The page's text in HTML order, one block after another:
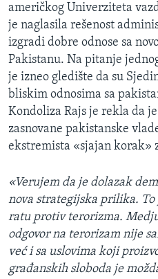
američkog Univerziteta
je naglasila rešenost
izgradi dobre odnose sa
Pakistanu. Na pitanje
je izneo gledište da su
bliskim odnosima sa
Kondoliza Rajs je rekla da
zasnovane pakistanske
ekstremista «sjajan korak»
«Verujem da je dolazak
nova strategijska prilika.
ratu protiv terorizma.
odgovor na terorizam nije
već i sa uslovima koji
građanskih sloboda je